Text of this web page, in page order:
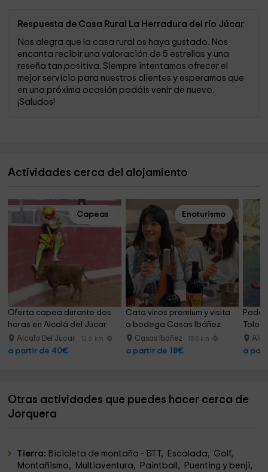
Respuesta de Casa Rural La Herradura del río Júcar
Nos alegra que la casa rural os haya gustado. Nos
encanta recibir una valoración de 5 estrellas y una
reseña tan positiva. Siempre intentamos ofrecer el
mejor servicio para nuestros clientes y esperamos que
en una próxima ocasión podáis venir de nuevo.
¡Saludos!
Actividades cerca del alojamiento
Capeas
Oferta capea durante dos
horas en Alcalá del Júcar
Alcala Del Jucar 13.6 km
a partir de 40€
Enoturismo
Cata vinos premium y visita
a bodega Casas Ibáñez
Casas Ibañez 15.8 km
a partir de 18€ a
Otras actividades que puedes hacer cerca de
Jorquera
Tierra: Bicicleta de montaña - BTT, Escalada, Golf,
Montañismo, Multiaventura, Paintball, Puenting y benji,